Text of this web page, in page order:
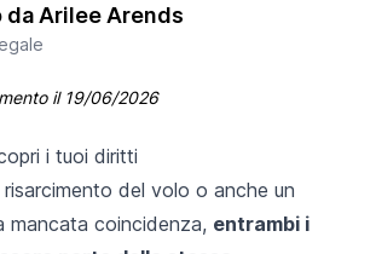
da Arilee Arends
il 19/06/2026
i tuoi diritti
risarcimento del volo o anche un
mancata coincidenza, entrambi i